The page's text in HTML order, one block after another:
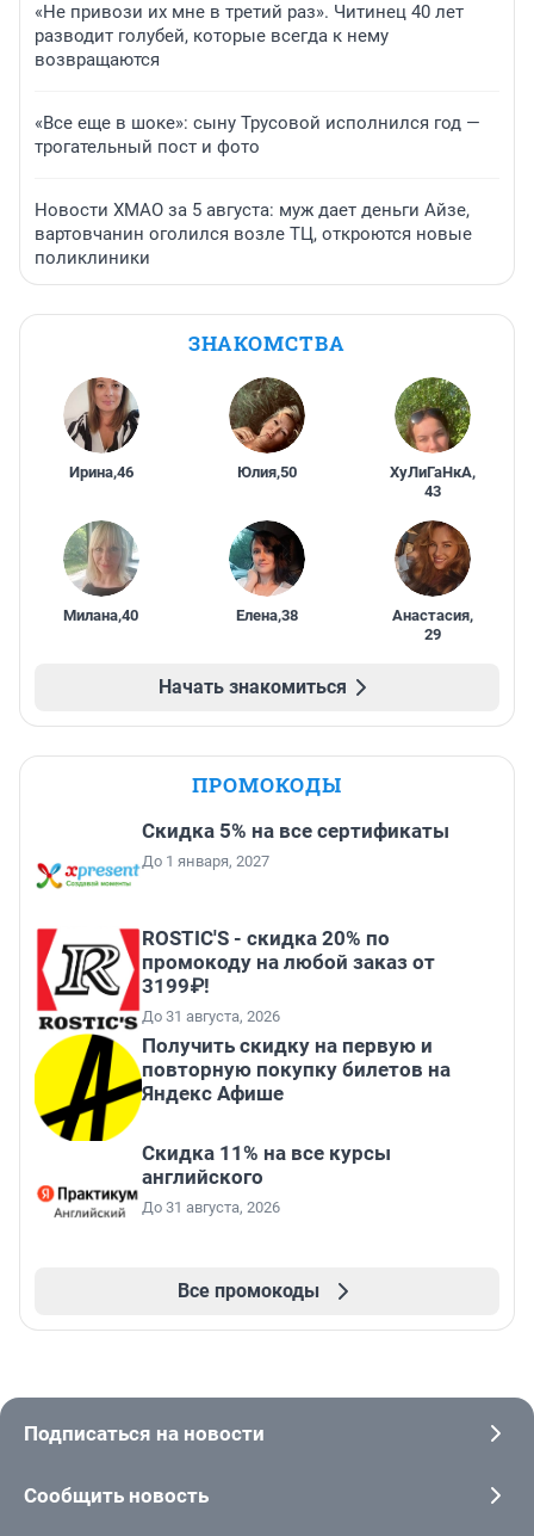
«Не привози их мне в третий раз». Читинец 40 лет
разводит голубей, которые всегда к нему
возвращаются
«Все еще в шоке»: сыну Трусовой исполнился год —
трогательный пост и фото
Новости ХМАО за 5 августа: муж дает деньги Айзе,
вартовчанин оголился возле ТЦ, откроются новые
поликлиники
ЗНАКОМСТВА
Ирина,46 Юлия,50 ХуЛиГаНкА,
43
Милана,40 Елена,38 Анастасия,
29
Начать знакомиться
ПРОМОКОДЫ
Скидка 5% на все сертификаты
До 1 января, 2027
ROSTIC'S - скидка 20% по
промокоду на любой заказ от
3199₽!
До 31 августа, 2026
Получить скидку на первую и
повторную покупку билетов на
Яндекс Афише
Скидка 11% на все курсы
английского
До 31 августа, 2026
Все промокоды
Подписаться на новости
Сообщить новость